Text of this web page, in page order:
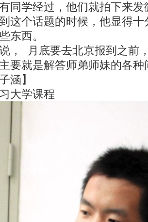
同学经过，他们就拍下来发
这个话题的时候，他显得
东西。
，
月底要去北京报到之前
要就是解答师弟师妹的各种
】
学课程